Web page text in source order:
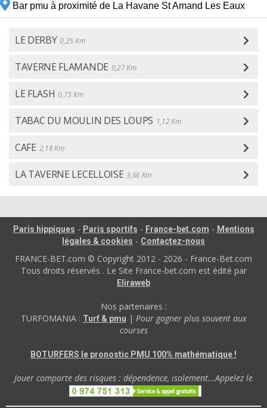
Bar pmu à proximité de La Havane St Amand Les Eaux
LE DERBY 0,25 Km
TAVERNE FLAMANDE 0,27 Km
LE FLASH 0,73 Km
TABAC DU MOULIN DES LOUPS 1,12 Km
CAFE 2,18 Km
LA TAVERNE LECELLOISE 3,66 Km
Paris hippiques - Paris sportifs - France-bet.com - Mentions
légales & cookies - Contactez-nous
FRANCE-BET.com © Copyright 2012 - 2026 - France-Bet.com
Tous droits réservés . Le Site France-bet.com est édité par
Eliraweb
Nos partenaires :
TURFOMANIA : Turf & pmu | Pour gagner plus souvent aux
courses
BOTURFERS le pronostic PMU 100% mathématique !
Jouer comporte des risques : dépendence, isolement...Appelez le